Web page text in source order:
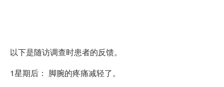
以下是随访调查时患者的反馈。
1星期后： 脚腕的疼痛减轻了。